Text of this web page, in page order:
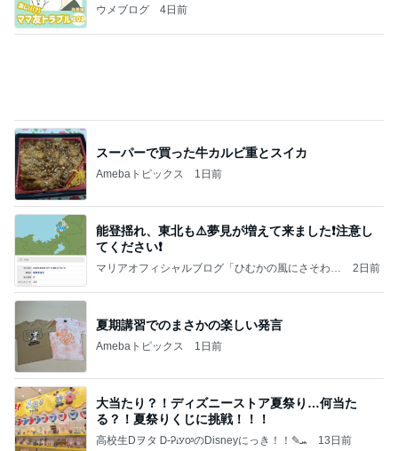
ウメブログ 4日前
能登揺れ、東北も⚠️夢見が増えて来ました❗️注意し
てください❗️
マリアオフィシャルブログ「ひむかの風にさそわれ
夏期講習でのまさかの楽しい発言
1日前
大当たり？！ディズニーストア夏祭り…何当た
る？！夏祭りくじに挑戦！！！
悲しい日に貰い幸せになった贈り物
Amebaトピックス